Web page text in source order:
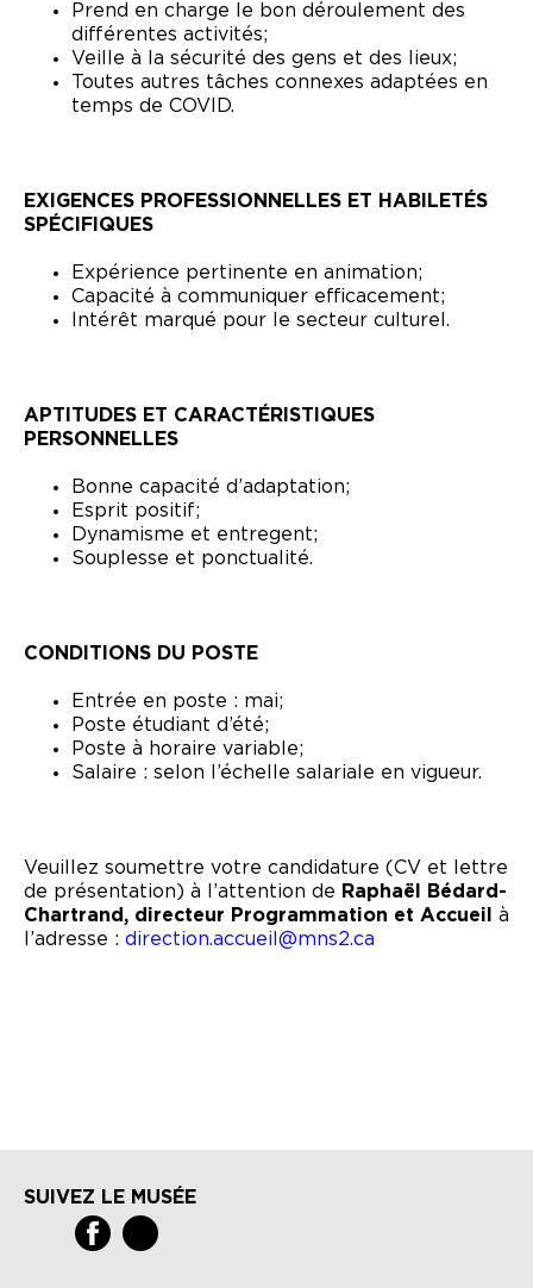
Prend en charge le bon déroulement des
différentes activités;
Veille à la sécurité des gens et des lieux;
Toutes autres tâches connexes adaptées en
temps de COVID.
EXIGENCES PROFESSIONNELLES ET HABILETÉS
SPÉCIFIQUES
Expérience pertinente en animation;
Capacité à communiquer efficacement;
Intérêt marqué pour le secteur culturel.
APTITUDES ET CARACTÉRISTIQUES
PERSONNELLES
Bonne capacité d’adaptation;
Esprit positif;
Dynamisme et entregent;
Souplesse et ponctualité.
CONDITIONS DU POSTE
Entrée en poste : mai;
Poste étudiant d’été;
Poste à horaire variable;
Salaire : selon l’échelle salariale en vigueur.
Veuillez soumettre votre candidature (CV et lettre
de présentation) à l’attention de Raphaël Bédard-
Chartrand, directeur Programmation et Accueil
à
l’adresse : direction.accueil@mns2.ca
SUIVEZ LE MUSÉE